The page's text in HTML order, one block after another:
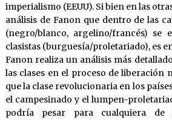
imperialismo (EEUU). Si bien en las
análisis de Fanon que dentro de las
(negro/blanco, argelino/francés) se
clasistas (burguesía/proletariado), es
Fanon realiza un análisis más
las clases en el proceso de liberación
que la clase revolucionaria en los
el campesinado y el lumpen-
podría pesar para cualquiera